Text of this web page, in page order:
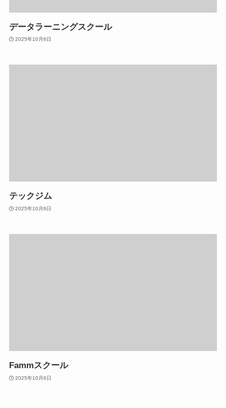
データラーニングスクール
2025年10月6日
テックジム
2025年10月6日
Fammスクール
2025年10月6日